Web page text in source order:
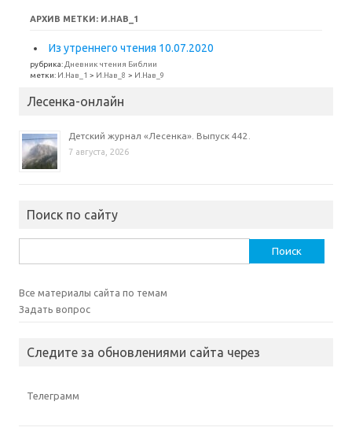
АРХИВ МЕТКИ: И.НАВ_1
Из утреннего чтения 10.07.2020
рубрика: Дневник чтения Библии
метки: И.Нав_1 > И.Нав_8 > И.Нав_9
Лесенка-онлайн
Детский журнал «Лесенка». Выпуск 442.
7 августа, 2026
Поиск по сайту
Все материалы сайта по темам
Задать вопрос
Следите за обновлениями сайта через
Телеграмм